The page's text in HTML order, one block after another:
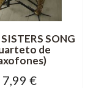
SONG
de
7,99 €